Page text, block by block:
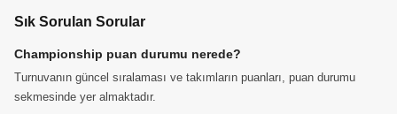
Sık Sorulan Sorular
Championship puan durumu nerede?
Turnuvanın güncel sıralaması ve takımların puanları, puan durumu
sekmesinde yer almaktadır.